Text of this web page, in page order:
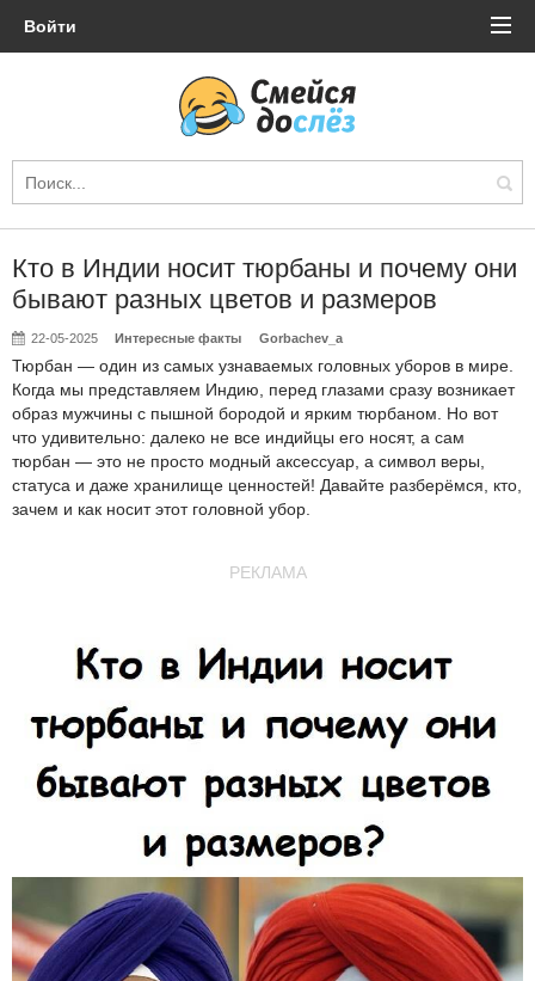
Войти
Кто в Индии носит тюрбаны и почему они
бывают разных цветов и размеров
22-05-2025 Интересные факты Gorbachev_a
Тюрбан — один из самых узнаваемых головных уборов в мире.
Когда мы представляем Индию, перед глазами сразу возникает
образ мужчины с пышной бородой и ярким тюрбаном. Но вот
что удивительно: далеко не все индийцы его носят, а сам
тюрбан — это не просто модный аксессуар, а символ веры,
статуса и даже хранилище ценностей! Давайте разберёмся, кто,
зачем и как носит этот головной убор.
РЕКЛАМА